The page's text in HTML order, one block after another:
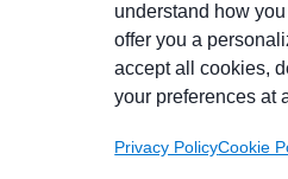
Partecipa alla
Pagina Linkedin
understand how
offer you a
accept all cookies,
your preferences at
Privacy PolicyCookie